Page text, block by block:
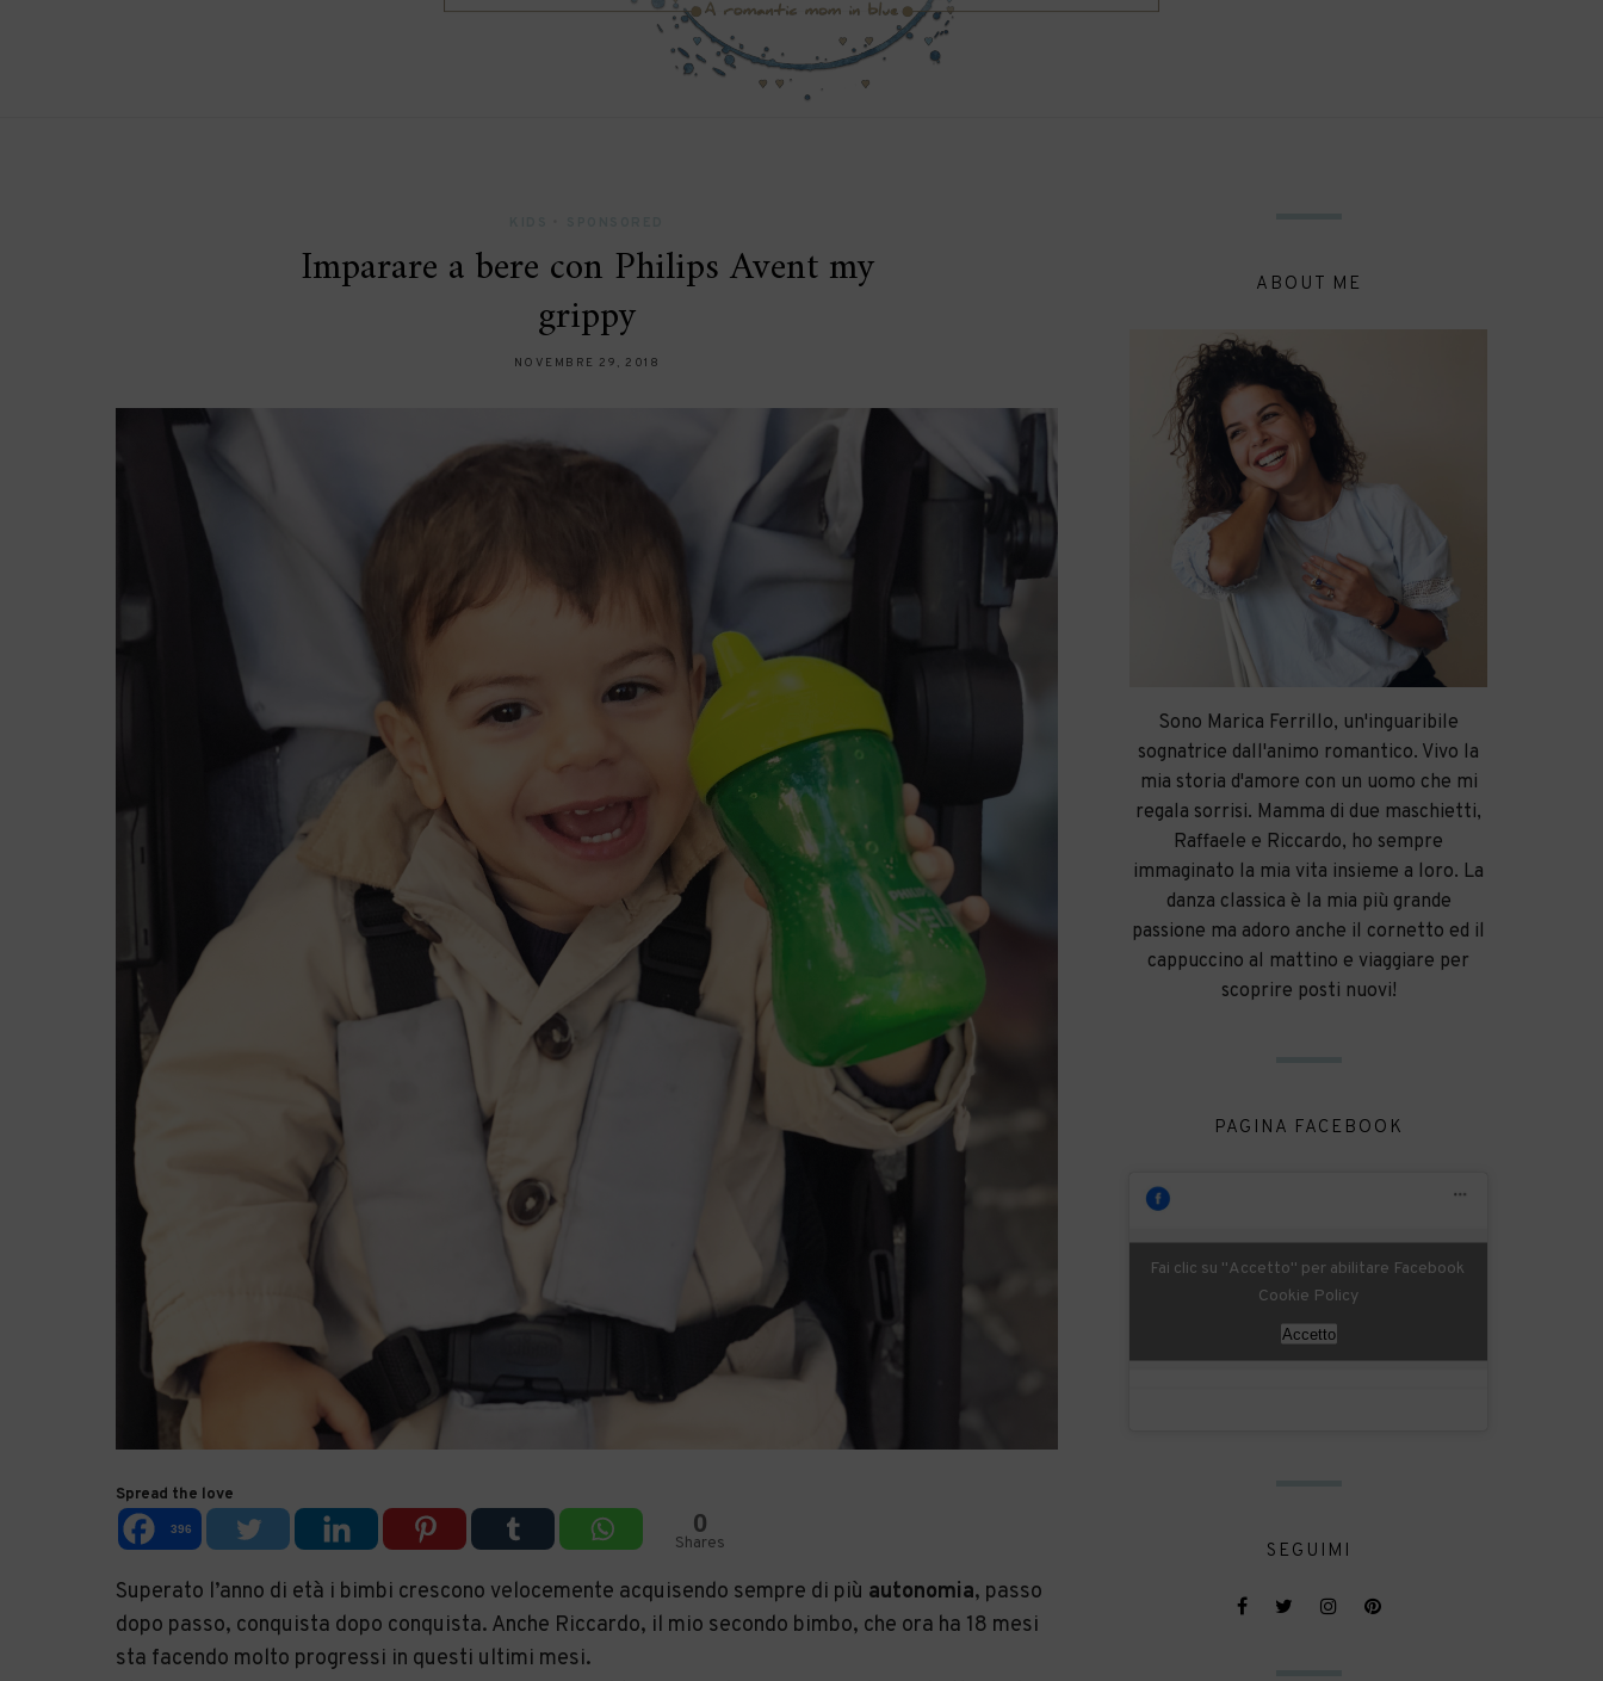
Imparare a bere con Philips Avent my
grippy
NOVEMBRE 29, 2018
Spread the love
396 0
Shares
Superato l’anno di età i bimbi crescono velocemente acquisendo sempre di più autonomia, passo
dopo passo, conquista dopo conquista. Anche Riccardo, il mio secondo bimbo, che ora ha 18 mesi
sta facendo molto progressi in questi ultimi mesi.
ABOUT ME
Sono Marica Ferrillo, un'inguaribile
sognatrice dall'animo romantico. Vivo la
mia storia d'amore con un uomo che mi
regala sorrisi. Mamma di due maschietti,
Raffaele e Riccardo, ho sempre
immaginato la mia vita insieme a loro. La
danza classica è la mia più grande
passione ma adoro anche il cornetto ed il
cappuccino al mattino e viaggiare per
scoprire posti nuovi!
PAGINA FACEBOOK
Fai clic su "Accetto" per abilitare Facebook
Cookie Policy
Accetto
SEGUIMI